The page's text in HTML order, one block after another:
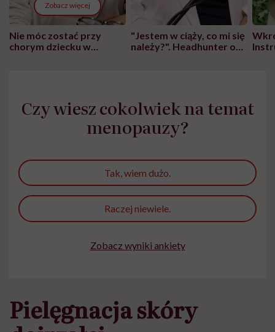
Zobacz więcej
Nie móc zostać przy
chorym dziecku w
wyobraźni"
"Jestem w ciąży, co mi się
należy?". Headhunter o
Czy wiesz cokolwiek na temat
menopauzy?
Tak, wiem dużo.
Raczej niewiele.
Zobacz wyniki ankiety
Pielęgnacja skóry